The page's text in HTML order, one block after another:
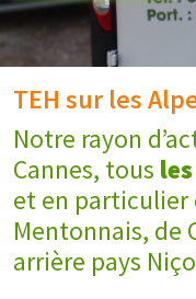
TEH sur les
Notre rayon
Cannes, tous
et en particulier
Mentonnais, de
arrière pays